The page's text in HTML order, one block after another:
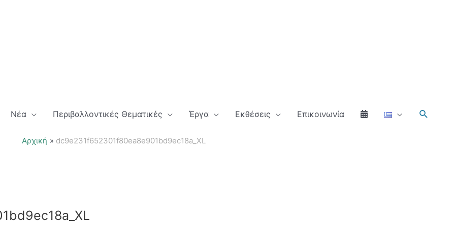
Νέα Περιβαλλοντικές Θεματικές Έργα Εκθέσεις Επικοινωνία
Αρχική dc9e231f652301f80ea8e901bd9ec18a_XL